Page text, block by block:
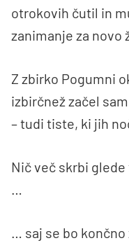
otrokovih čutil in
zanimanje za novo
Z zbirko Pogumni
izbirčnež začel
– tudi tiste, ki jih
Nič več skrbi
…
… saj se bo